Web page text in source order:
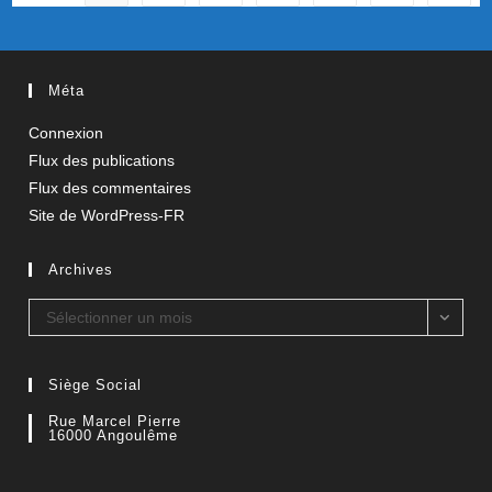
Méta
Connexion
Flux des publications
Flux des commentaires
Site de WordPress-FR
Archives
Archives
Sélectionner un mois
Siège Social
Rue Marcel Pierre
16000 Angoulême